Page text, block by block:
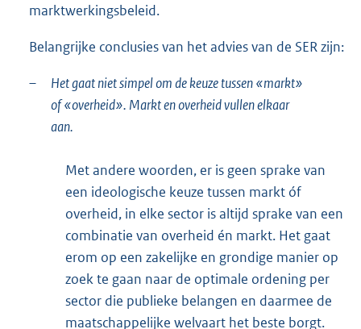
marktwerkingsbeleid.
Belangrijke conclusies van het advies van de SER zijn:
–
Het gaat niet simpel om de keuze tussen «markt»
of «overheid». Markt en overheid vullen elkaar
aan.
Met andere woorden, er is geen sprake van
een ideologische keuze tussen markt óf
overheid, in elke sector is altijd sprake van een
combinatie van overheid én markt. Het gaat
erom op een zakelijke en grondige manier op
zoek te gaan naar de optimale ordening per
sector die publieke belangen en daarmee de
maatschappelijke welvaart het beste borgt.